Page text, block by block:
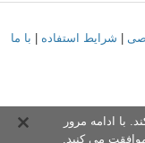
شرایط استفاده
با ما
با ادامه مرور
می کنید.